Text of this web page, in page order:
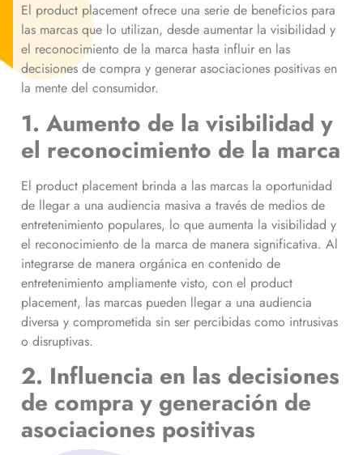
El product placement ofrece una serie de beneficios para
las marcas que lo utilizan, desde aumentar la visibilidad y
el reconocimiento de la marca hasta influir en las
decisiones de compra y generar asociaciones positivas en
la mente del consumidor.
1. Aumento de la visibilidad y
el reconocimiento de la marca
El product placement brinda a las marcas la oportunidad
de llegar a una audiencia masiva a través de medios de
entretenimiento populares, lo que aumenta la visibilidad y
el reconocimiento de la marca de manera significativa. Al
integrarse de manera orgánica en contenido de
entretenimiento ampliamente visto, con el product
placement, las marcas pueden llegar a una audiencia
diversa y comprometida sin ser percibidas como intrusivas
o disruptivas.
2. Influencia en las decisiones
de compra y generación de
asociaciones positivas